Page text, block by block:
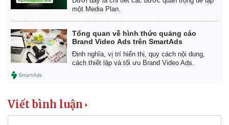
một Media Plan.
Tổng quan về hình thức quảng cáo
Brand Video Ads trên SmartAds
Định nghĩa, vị trí hiển thị, quy cách nội dung,
cách thiết lập và tối ưu Brand Video Ads.
Viết bình luận